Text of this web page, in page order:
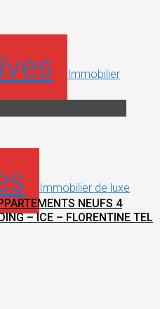
Immobilier
Immobilier de luxe
NEUFS 4
– ICE – FLORENTINE TEL